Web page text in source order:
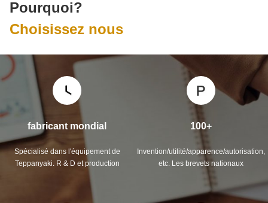
Pourquoi?
Choisissez nous
fabricant mondial
Spécialisé dans l'équipement de
Teppanyaki. R & D et production
100+
Invention/utilité/apparence/autorisation,
etc. Les brevets nationaux